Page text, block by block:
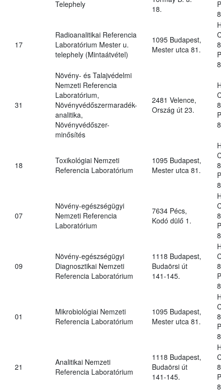
Telephely
18.
17
Radioanalitikai Referencia
Laboratórium Mester u.
telephely (Mintaátvétel)
1095 Budapest,
Mester utca 81.
31
Növény- és Talajvédelmi
Nemzeti Referencia
Laboratórium,
Növényvédőszermaradék-
analitika,
Növényvédőszer-
minősítés
2481 Velence,
Ország út 23.
18
Toxikológiai Nemzeti
Referencia Laboratórium
1095 Budapest,
Mester utca 81.
07
Növény-egészségügyi
Nemzeti Referencia
Laboratórium
7634 Pécs,
Kodó dülő 1.
09
Növény-egészségügyi
Diagnosztikai Nemzeti
Referencia Laboratórium
1118 Budapest,
Budaörsi út
141-145.
01
Mikrobiológiai Nemzeti
Referencia Laboratórium
1095 Budapest,
Mester utca 81.
21
Analitikai Nemzeti
Referencia Laboratórium
1118 Budapest,
Budaörsi út
141-145.